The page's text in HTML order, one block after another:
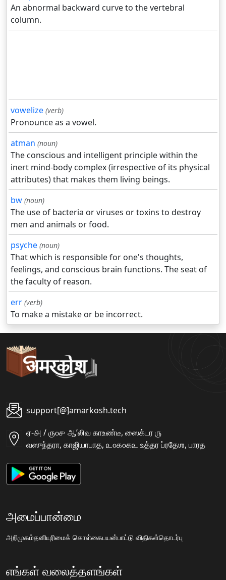
An abnormal backward curve to the vertebral
column.
vowelize (verb)
Pronounce as a vowel.
atman (noun)
The conscious and intelligent principle within the
inert mind-body complex (irrespective of its physical
attributes) that makes them living beings.
bw (noun)
The use of bacteria or viruses or toxins to destroy
men and animals or food.
psyche (noun)
That which is responsible for one's thoughts,
feelings, and conscious brain functions. The seat of
the faculty of reason.
err (verb)
To make a mistake or be incorrect.
support[@]amarkosh.tech
ஏ-௮ / ௫௦௪ ஆʼலிவ காஉண்டீ, ஸைக்டர ௫
வஸுந்தரா, காஜியாபாத, ௨௦௧௦௧௨ உத்தர ப்ரதேஶ, பாரத
அமைப்பான்மை
அறிமுகம்தனியுரிமைக் கொள்கைபயன்பாட்டு விதிகள்தொடர்பு
எங்கள் வலைத்தளங்கள்